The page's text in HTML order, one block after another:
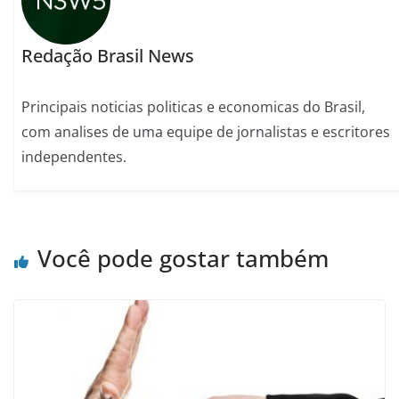
Redação Brasil News
Principais noticias politicas e economicas do Brasil,
com analises de uma equipe de jornalistas e escritores
independentes.
Você pode gostar também